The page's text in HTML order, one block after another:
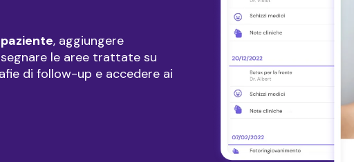
, aggiungere
le aree trattate su
di follow-up e accedere ai